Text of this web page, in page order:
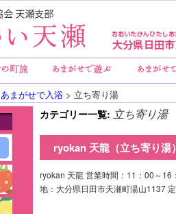
あまがせで入浴 > 立ち寄り湯
カテゴリー一覧: 立ち寄り湯
ryokan 天龍（立ち寄り湯）
ryokan 天龍 営業時間：11：00～
地：大分県日田市天瀬町湯山1137